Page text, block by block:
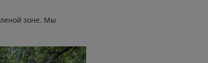
зоне. Мы